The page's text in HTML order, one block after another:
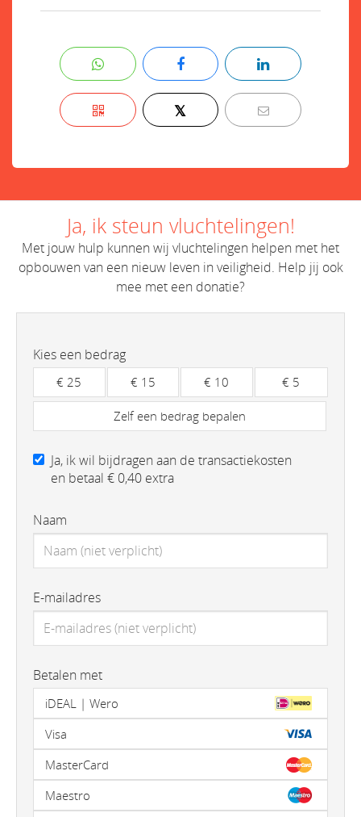
𝕏
Ja, ik steun vluchtelingen!
Met jouw hulp kunnen wij vluchtelingen helpen met het
opbouwen van een nieuw leven in veiligheid. Help jij ook
mee met een donatie?
Kies een bedrag
€ 25 € 15 € 10 € 5
Zelf een bedrag bepalen
Ja, ik wil bijdragen aan de transactiekosten
en betaal € 0,40 extra
Naam
E-mailadres
Betalen met
iDEAL | Wero
Visa
MasterCard
Maestro